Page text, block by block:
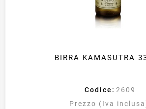
BIRRA KAMASUTRA
Codice: 2609
Prezzo (Iva